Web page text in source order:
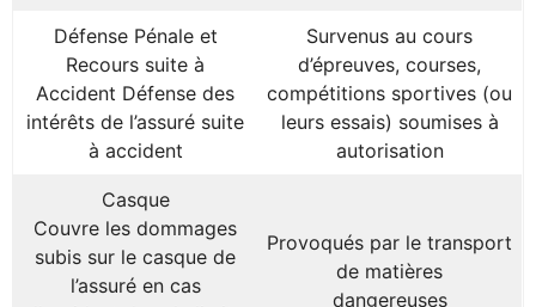
Défense Pénale et
Recours suite à
Accident Défense des
intérêts de l’assuré suite
à accident
Survenus au cours
d’épreuves, courses,
compétitions sportives (ou
leurs essais) soumises à
autorisation
Casque
Couvre les dommages
subis sur le casque de
l’assuré en cas
Provoqués par le transport
de matières
dangereuses